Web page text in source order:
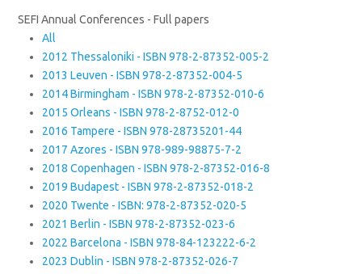
SEFI Annual Conferences - Full papers
All
2012 Thessaloniki - ISBN 978-2-87352-005-2
2013 Leuven - ISBN 978-2-87352-004-5
2014 Birmingham - ISBN 978-2-87352-010-6
2015 Orleans - ISBN 978-2-8752-012-0
2016 Tampere - ISBN 978-28735201-44
2017 Azores - ISBN 978-989-98875-7-2
2018 Copenhagen - ISBN 978-2-87352-016-8
2019 Budapest - ISBN 978-2-87352-018-2
2020 Twente - ISBN: 978-2-87352-020-5
2021 Berlin - ISBN 978-2-87352-023-6
2022 Barcelona - ISBN 978-84-123222-6-2
2023 Dublin - ISBN 978-2-87352-026-7